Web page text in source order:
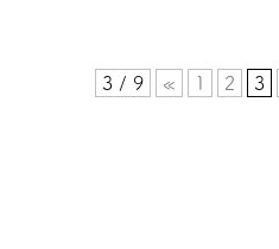
3 / 9 « 1 2 3